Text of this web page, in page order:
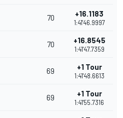
70 +16.1183
1:41'46.9997
70 +16.8545
1:41'47.7359
69 +1 Tour
1:41'48.6613
69 +1 Tour
1:41'55.7316